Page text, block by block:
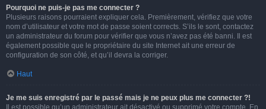
Pourquoi ne puis-je pas me connecter ?
Plusieurs raisons pourraient expliquer cela. Premièrement, vérifiez que votre
nom d’utilisateur et votre mot de passe soient corrects. S’ils le sont, contactez
un administrateur du forum pour vérifier que vous n’avez pas été banni. Il est
également possible que le propriétaire du site Internet ait une erreur de
configuration de son côté, et qu’il devra la corriger.
Haut
Je me suis enregistré par le passé mais je ne peux plus me connecter ?!
Il est possible qu’un administrateur ait désactivé ou supprimé votre compte. En